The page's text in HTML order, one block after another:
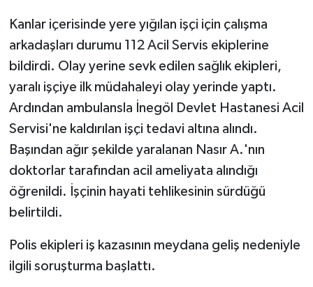
Kanlar içerisinde yere yığılan işçi için çalışma
arkadaşları durumu 112 Acil Servis ekiplerine
bildirdi. Olay yerine sevk edilen sağlık ekipleri,
yaralı işçiye ilk müdahaleyi olay yerinde yaptı.
Ardından ambulansla İnegöl Devlet Hastanesi Acil
Servisi'ne kaldırılan işçi tedavi altına alındı.
Başından ağır şekilde yaralanan Nasır A.'nın
doktorlar tarafından acil ameliyata alındığı
öğrenildi. İşçinin hayati tehlikesinin sürdüğü
belirtildi.
Polis ekipleri iş kazasının meydana geliş nedeniyle
ilgili soruşturma başlattı.